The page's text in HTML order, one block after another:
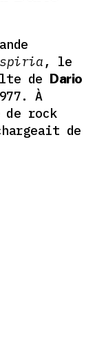
, le
de Dario
À
de rock
de